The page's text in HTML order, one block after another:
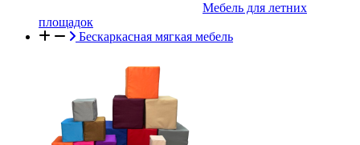
Мебель для летних
площадок
Бескаркасная мягкая мебель